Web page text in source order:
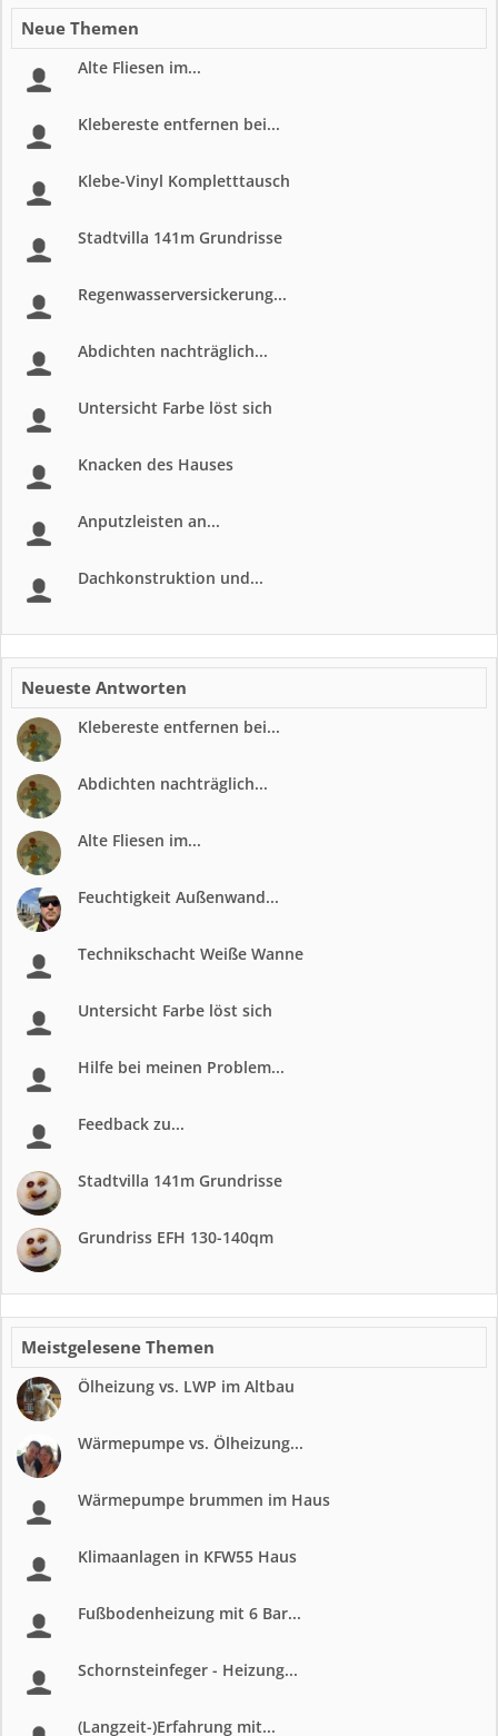
Neue Themen
Alte Fliesen im...
Klebereste entfernen bei...
Klebe-Vinyl Kompletttausch
Stadtvilla 141m Grundrisse
Regenwasserversickerung...
Abdichten nachträglich...
Untersicht Farbe löst sich
Knacken des Hauses
Anputzleisten an...
Dachkonstruktion und...
Neueste Antworten
Klebereste entfernen bei...
Abdichten nachträglich...
Alte Fliesen im...
Feuchtigkeit Außenwand...
Technikschacht Weiße Wanne
Untersicht Farbe löst sich
Hilfe bei meinen Problem...
Feedback zu...
Stadtvilla 141m Grundrisse
Grundriss EFH 130-140qm
Meistgelesene Themen
Ölheizung vs. LWP im Altbau
Wärmepumpe vs. Ölheizung...
Wärmepumpe brummen im Haus
Klimaanlagen in KFW55 Haus
Fußbodenheizung mit 6 Bar...
Schornsteinfeger - Heizung...
(Langzeit-)Erfahrung mit...